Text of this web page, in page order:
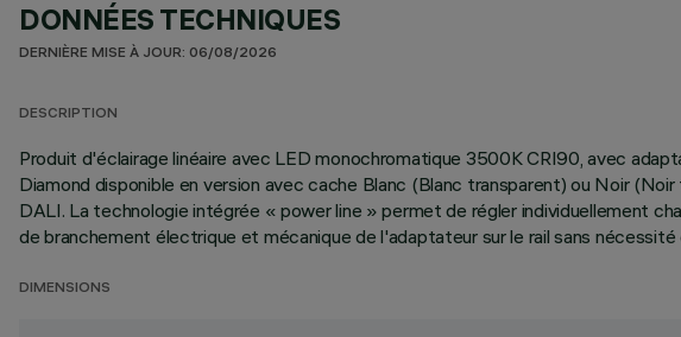
DONNÉES TECHNIQUES
DERNIÈRE MISE À JOUR: 06/08/2026
DESCRIPTION
Produit d'éclairage linéaire avec LED monochromatique 3500K CRI90, avec
Diamond disponible en version avec cache Blanc (Blanc transparent) ou Noir
DALI. La technologie intégrée « power line » permet de régler individuellement
de branchement électrique et mécanique de l'adaptateur sur le rail sans nécessité
DIMENSIONS